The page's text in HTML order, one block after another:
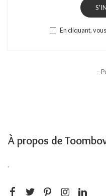
En cliquant,
–
À propos de
.